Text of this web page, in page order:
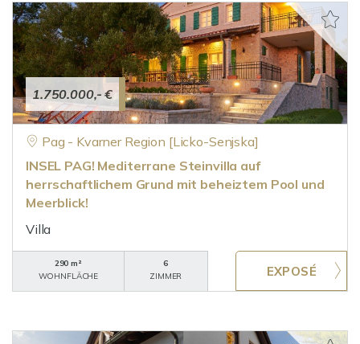
1.750.000,- €
Pag - Kvarner Region [Licko-Senjska]
INSEL PAG! Mediterrane Steinvilla auf
herrschaftlichem Grund mit beheiztem Pool und
Meerblick!
Villa
290 m²
WOHNFLÄCHE
6
ZIMMER